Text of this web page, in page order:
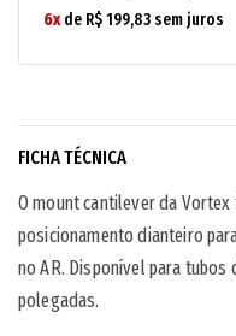
6xde R$ 199,83 sem juros
FICHA TÉCNICA
O mount cantilever da
posicionamento dianteiro
no AR. Disponível para tubos
polegadas.